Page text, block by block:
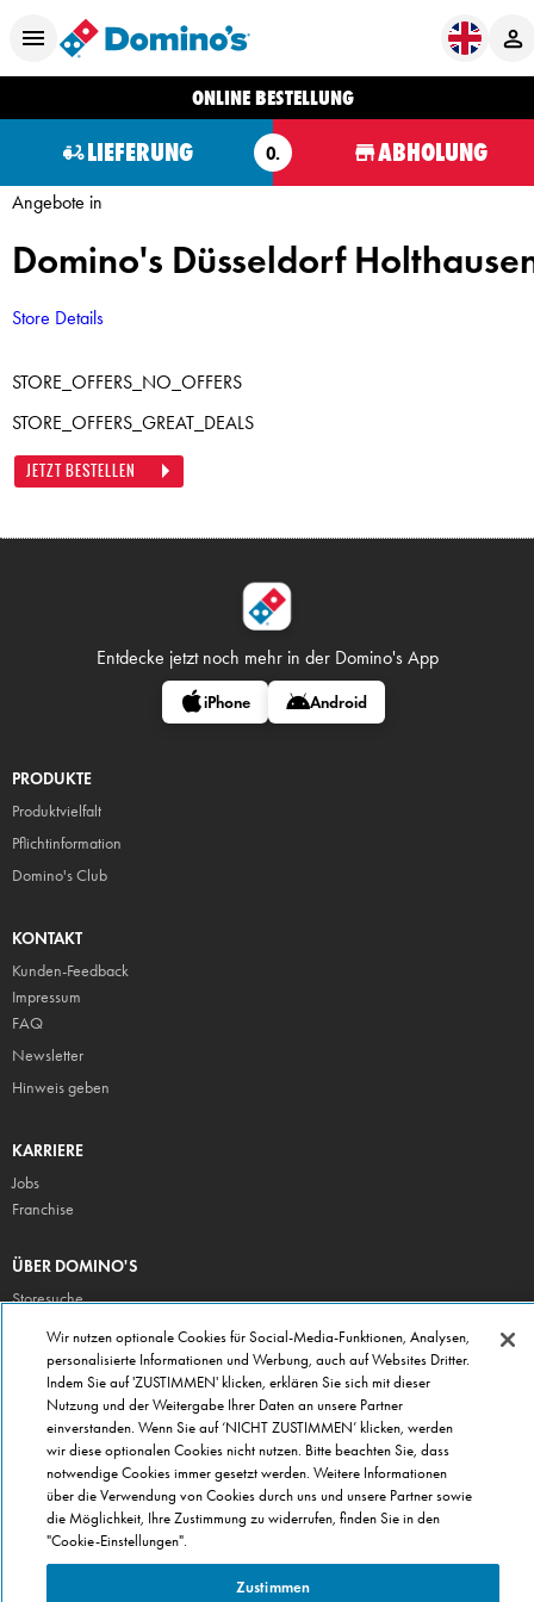
ONLINE BESTELLUNG
LIEFERUNG O. ABHOLUNG
Angebote in
Domino's Düsseldorf
Store Details
STORE_OFFERS_NO_OFFERS
STORE_OFFERS_GREAT_DEALS
JETZT BESTELLEN
Entdecke jetzt noch mehr in der Domino's App
iPhone Android
PRODUKTE
Produktvielfalt
Pflichtinformation
Domino's Club
KONTAKT
Kunden-Feedback
Impressum
FAQ
Newsletter
Hinweis geben
KARRIERE
Jobs
Franchise
ÜBER DOMINO'S
Storesuche
Presse
Domino's App
Unternehmen
Geschenkgutscheine
Cookie Einstellungen
Datenschutz
Allgemeine Geschäftsbedingungen
Wir nutzen optionale Cookies für Social-Media-Funktionen, Analysen,
personalisierte Informationen und Werbung, auch auf Websites Dritter.
Indem Sie auf 'ZUSTIMMEN' klicken, erklären Sie sich mit dieser
Nutzung und der Weitergabe Ihrer Daten an unsere Partner
einverstanden. Wenn Sie auf ‘NICHT ZUSTIMMEN’ klicken, werden
wir diese optionalen Cookies nicht nutzen. Bitte beachten Sie, dass
notwendige Cookies immer gesetzt werden. Weitere Informationen
über die Verwendung von Cookies durch uns und unsere Partner sowie
die Möglichkeit, Ihre Zustimmung zu widerrufen, finden Sie in den
"Cookie-Einstellungen".
Zustimmen